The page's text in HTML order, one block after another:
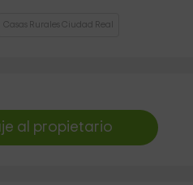
Casas Rurales Ciudad Real
al propietario